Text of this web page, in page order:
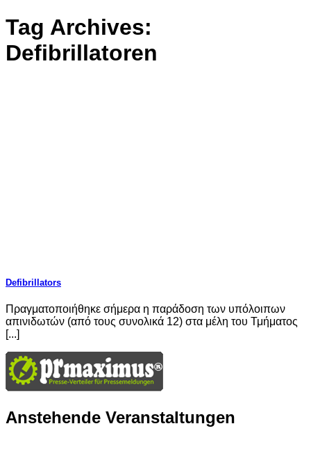
Tag Archives:
Defibrillatoren
Defibrillators
Πραγματοποιήθηκε σήμερα η παράδοση των υπόλοιπων
απινιδωτών (από τους συνολικά 12) στα μέλη του Τμήματος
[...]
Anstehende Veranstaltungen